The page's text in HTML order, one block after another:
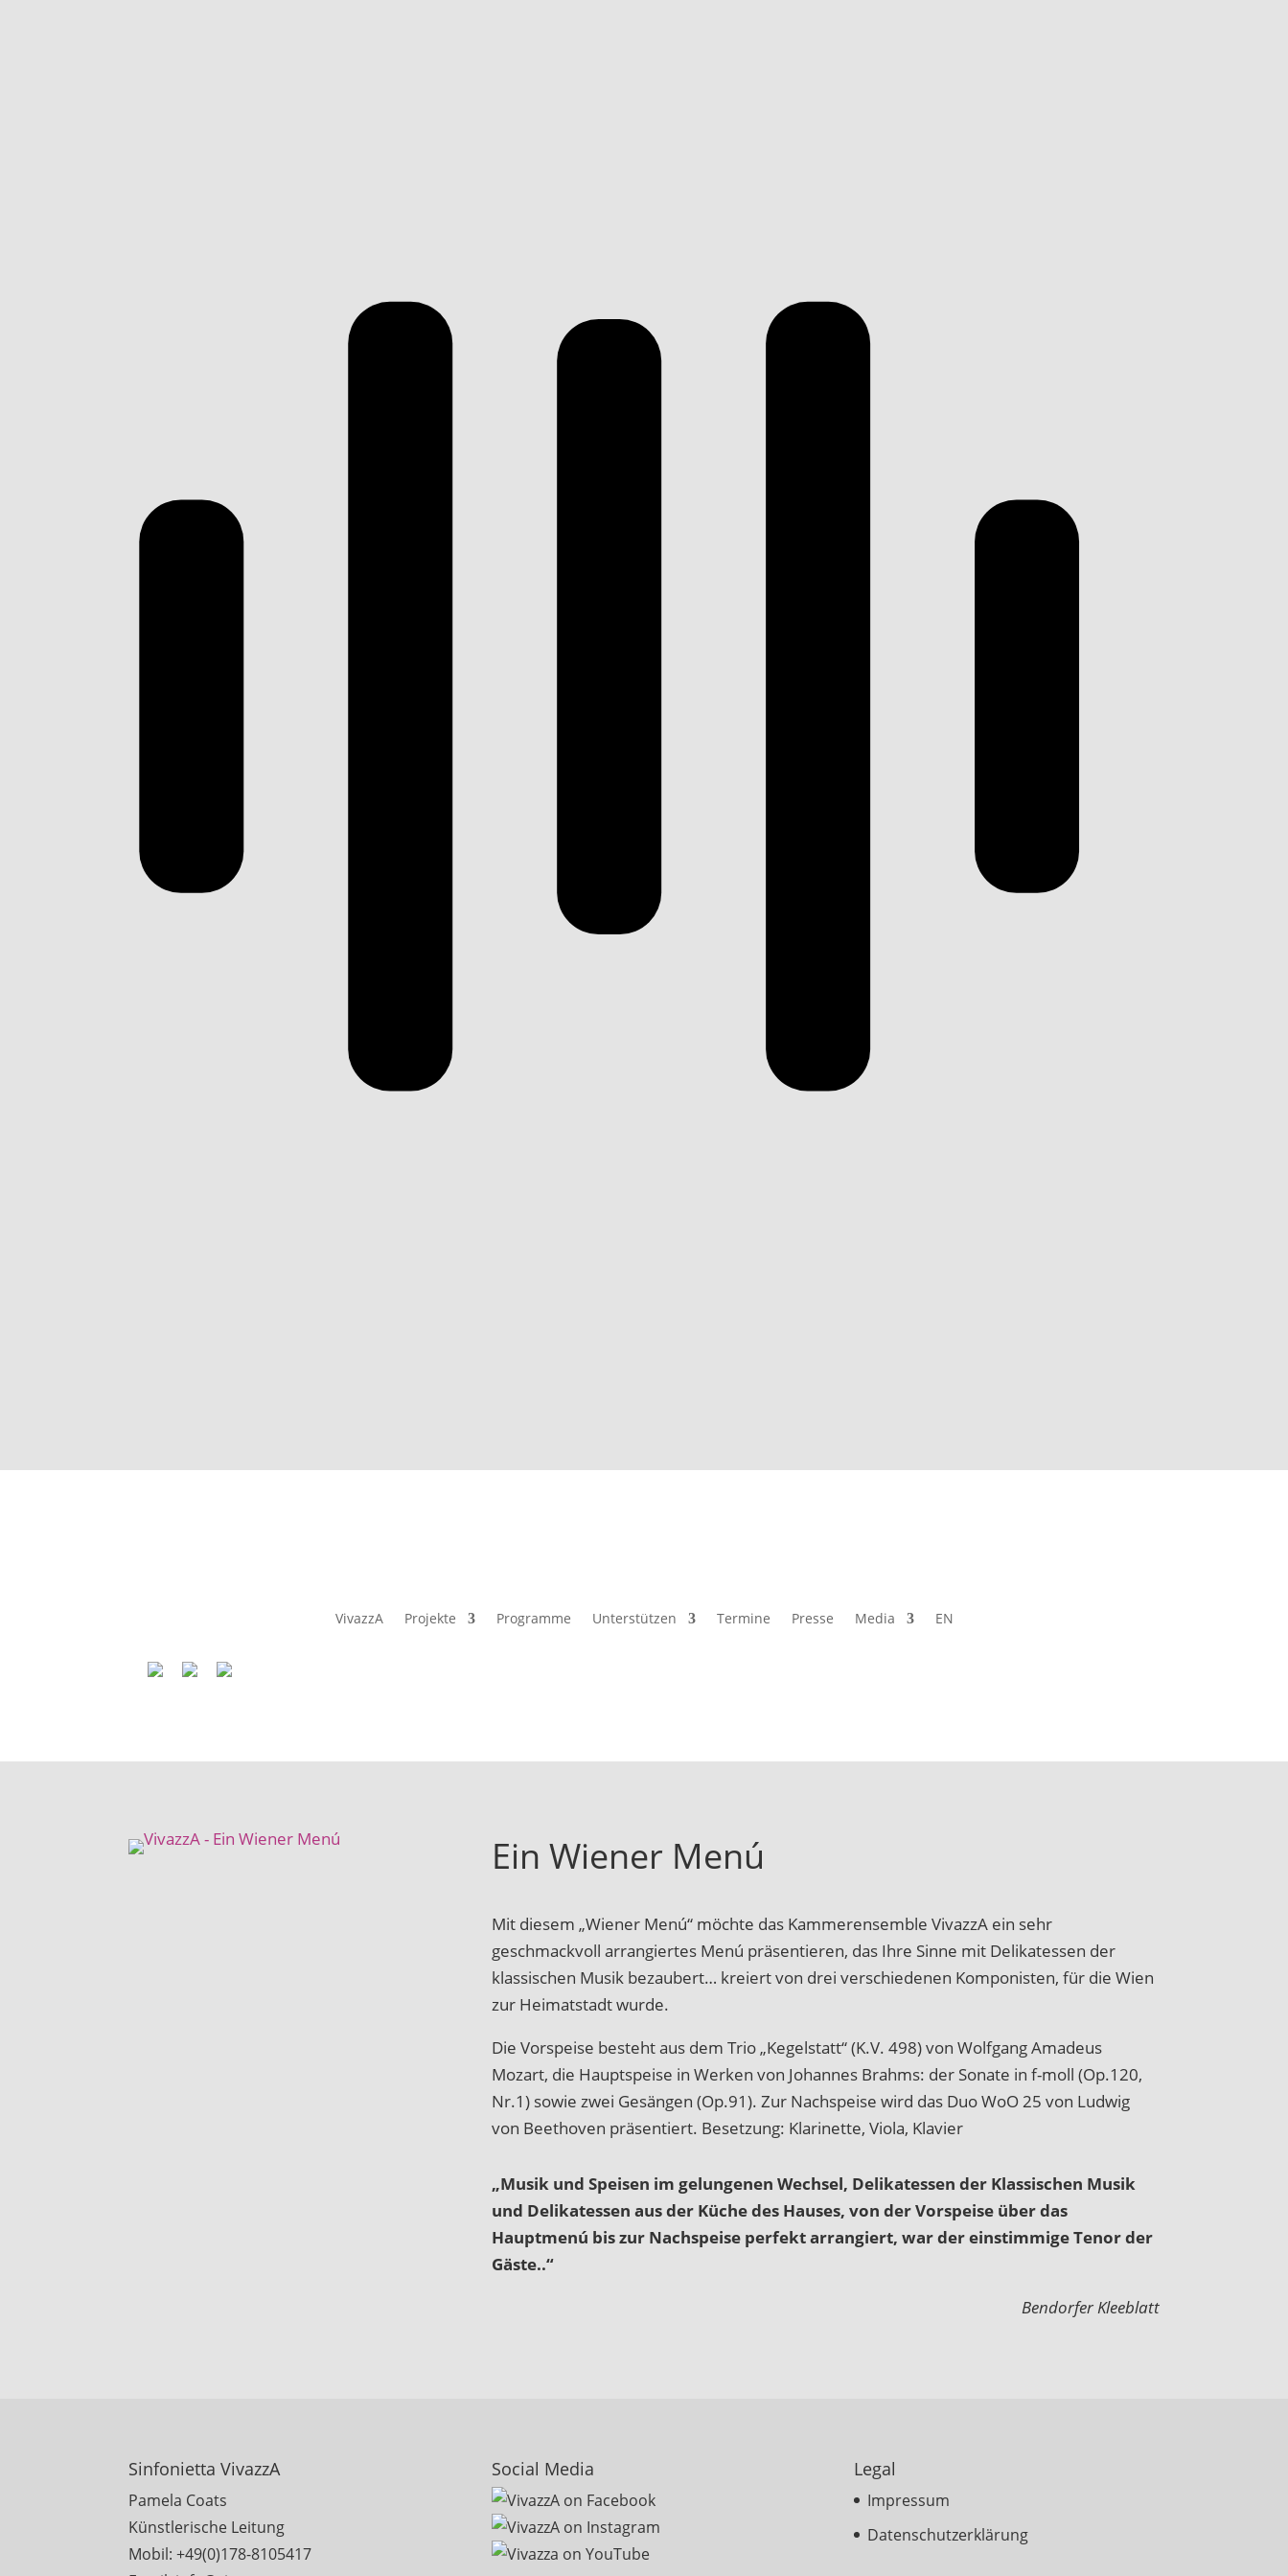
VivazzA Projekte Programme Unterstützen Termine Presse Media EN
Ein Wiener Menú
Mit diesem „Wiener Menú“ möchte das Kammerensemble VivazzA ein sehr
geschmackvoll arrangiertes Menú präsentieren, das Ihre Sinne mit Delikatessen der
klassischen Musik bezaubert… kreiert von drei verschiedenen Komponisten, für die Wien
zur Heimatstadt wurde.
Die Vorspeise besteht aus dem Trio „Kegelstatt“ (K.V. 498) von Wolfgang Amadeus
Mozart, die Hauptspeise in Werken von Johannes Brahms: der Sonate in f-moll (Op.120,
Nr.1) sowie zwei Gesängen (Op.91). Zur Nachspeise wird das Duo WoO 25 von Ludwig
von Beethoven präsentiert. Besetzung: Klarinette, Viola, Klavier
„Musik und Speisen im gelungenen Wechsel, Delikatessen der Klassischen Musik
und Delikatessen aus der Küche des Hauses, von der Vorspeise über das
Hauptmenú bis zur Nachspeise perfekt arrangiert, war der einstimmige Tenor der
Gäste..“
Bendorfer Kleeblatt
Sinfonietta VivazzA
Pamela Coats
Künstlerische Leitung
Mobil: +49(0)178-8105417
Social Media Legal
Impressum
Datenschutzerklärung